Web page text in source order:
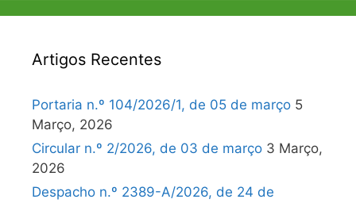
Artigos Recentes
Portaria n.º 104/2026/1, de 05 de março 5
Março, 2026
Circular n.º 2/2026, de 03 de março 3 Março,
2026
Despacho n.º 2389-A/2026, de 24 de